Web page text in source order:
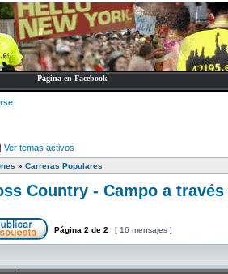
Página en Facebook
| Ver temas activos
» Carreras Populares
Country - Campo a través
Página 2 de 2 [ 16 mensajes ]